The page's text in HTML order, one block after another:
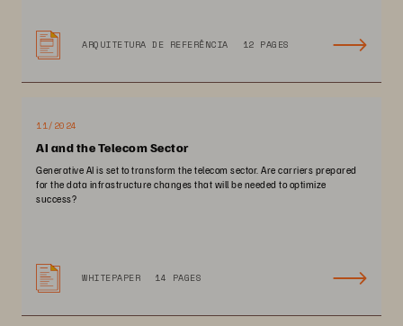
ARQUITETURA DE REFERÊNCIA 12 PAGES
11/2024
AI and the Telecom Sector
Generative AI is set to transform the telecom sector. Are carriers prepared
for the data infrastructure changes that will be needed to optimize
success?
WHITEPAPER 14 PAGES